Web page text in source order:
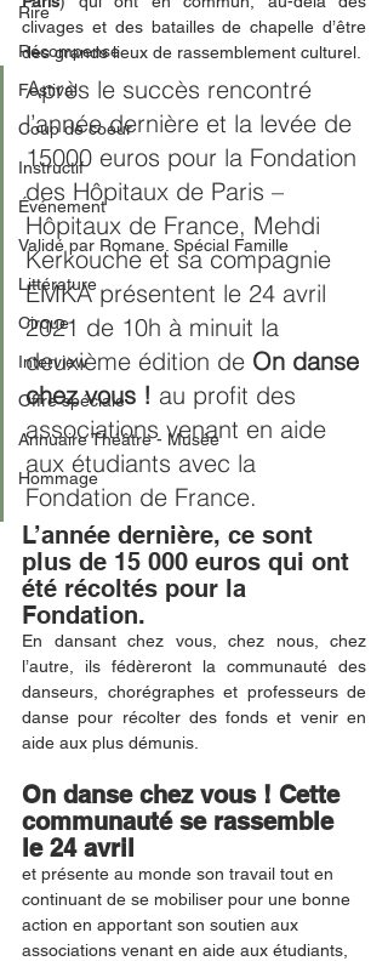
Rire
Récompense
Festival
Coup de coeur
Instructif
Événement
Validé par Romane. Spécial Famille
Littérature
Cirque
Interview
Offre spéciale
Annuaire Théâtre - Musée
Hommage
clivages et des batailles de chapelle d’être
des grands lieux de rassemblement culturel.
Après le succès rencontré
l’année dernière et la levée de
15000 euros pour la Fondation
des Hôpitaux de Paris –
Hôpitaux de France, Mehdi
Kerkouche et sa compagnie
EMKA présentent le 24 avril
2021 de 10h à minuit la
deuxième édition de On danse
chez vous ! au profit des
associations venant en aide
aux étudiants avec la
Fondation de France.
L’année dernière, ce sont
plus de 15 000 euros qui ont
été récoltés pour la
Fondation.
En dansant chez vous, chez nous, chez
l’autre, ils fédèreront la communauté des
danseurs, chorégraphes et professeurs de
danse pour récolter des fonds et venir en
aide aux plus démunis.
On danse chez vous ! Cette
communauté se rassemble
le 24 avril
et présente au monde son travail tout en
continuant de se mobiliser pour une bonne
action en apportant son soutien aux
associations venant en aide aux étudiants,